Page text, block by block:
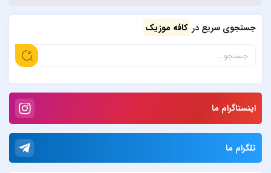
جستجوی سریع در کافه موزیک
اینستاگرام ما
تلگرام ما